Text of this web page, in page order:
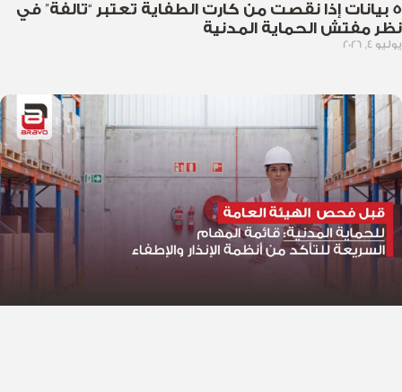
5 بيانات إذا نقصت من كارت الطفاية تعتبر “تالفة” في
نظر مفتش الحماية المدنية
يوليو 4, 2026